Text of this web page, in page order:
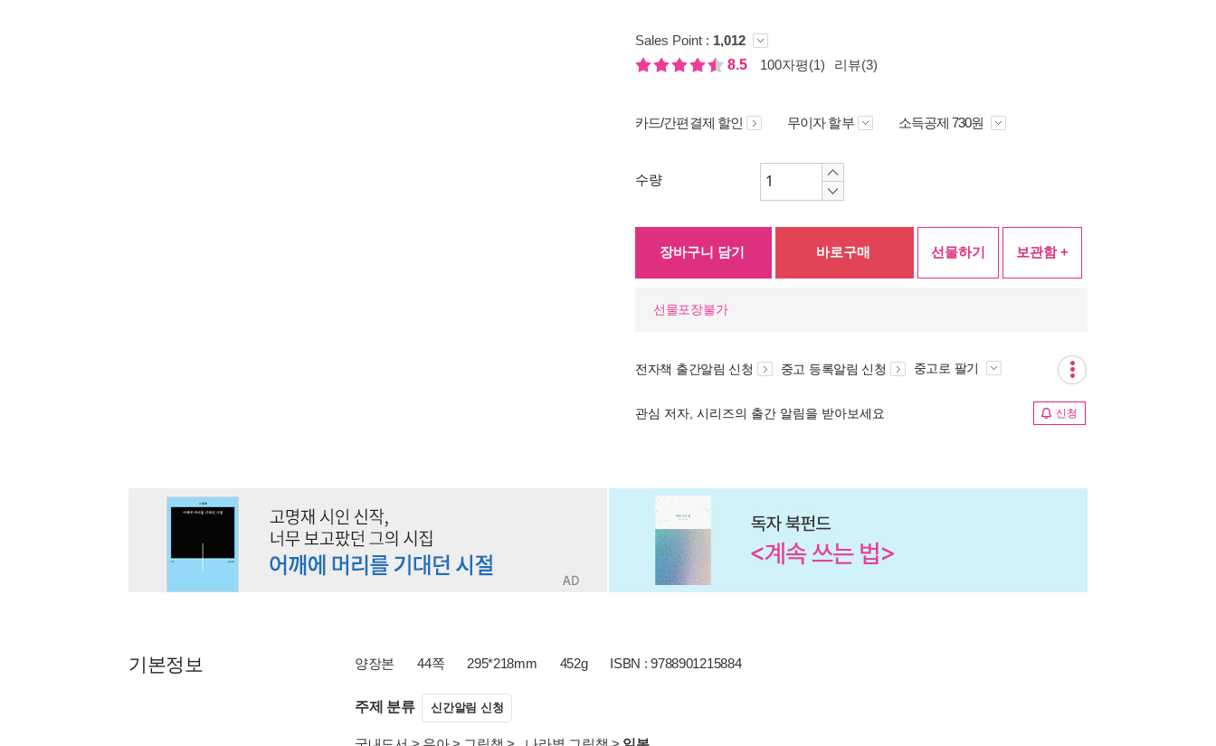
Sales Point : 1,012
8.5
100자평(1) 리뷰(3)
카드/간편결제 할인 무이자 할부 소득공제 730원
수량
장바구니 담기 바로구매 선물하기 보관함 +
선물포장불가
전자책 출간알림 신청 중고 등록알림 신청 중고로 팔기
관심 저자, 시리즈의 출간 알림을 받아보세요 신청
기본정보 양장본 44쪽 295*218mm 452g ISBN : 9788901215884
주제 분류 신간알림 신청